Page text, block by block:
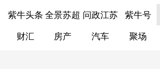
紫牛头条 全景苏超 问政江苏 紫牛号
财汇 房产 汽车 聚场